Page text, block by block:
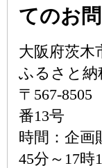
てのお
大阪府茨
ふるさと納
〒567-
番13号
時間：企
45分～17時